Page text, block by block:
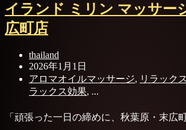
イランド ミリン マッサー
広町店
thailand
2026年1月1日
アロマオイルマッサージ, リラック
ラックス効果, ...
「頑張った一日の締めに、秋葉原・末広